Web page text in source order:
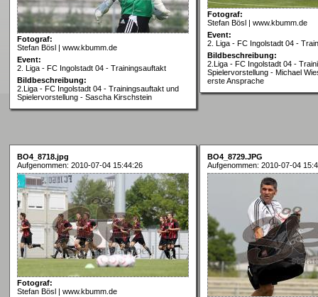
Fotograf:
Stefan Bösl | www.kbumm.de
Event:
2. Liga - FC Ingolstadt 04 - Trainingsauftakt
Bildbeschreibung:
2.Liga - FC Ingolstadt 04 - Trainingsauftakt und
Spielervorstellung - Sascha Kirschstein
Fotograf:
Stefan Bösl | www.kbumm.de
Event:
2. Liga - FC Ingolstadt 04 -
Bildbeschreibung:
2.Liga - FC Ingolstadt 04 -
Spielervorstellung - Michael
erste Ansprache
BO4_8718.jpg
Aufgenommen: 2010-07-04 15:44:26
Fotograf:
Stefan Bösl | www.kbumm.de
BO4_8729.JPG
Aufgenommen: 2010-07-04